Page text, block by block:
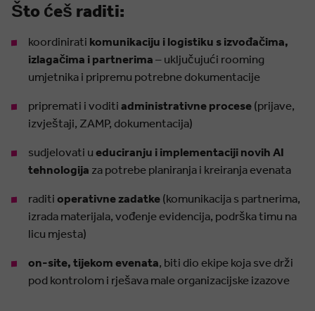
Što ćeš raditi:
koordinirati komunikaciju i logistiku s izvođačima,
izlagačima i partnerima – uključujući rooming
umjetnika i pripremu potrebne dokumentacije
pripremati i voditi administrativne procese (prijave,
izvještaji, ZAMP, dokumentacija)
sudjelovati u educiranju i implementaciji novih AI
tehnologija za potrebe planiranja i kreiranja evenata
raditi operativne zadatke (komunikacija s partnerima,
izrada materijala, vođenje evidencija, podrška timu na
licu mjesta)
on-site, tijekom evenata, biti dio ekipe koja sve drži
pod kontrolom i rješava male organizacijske izazove